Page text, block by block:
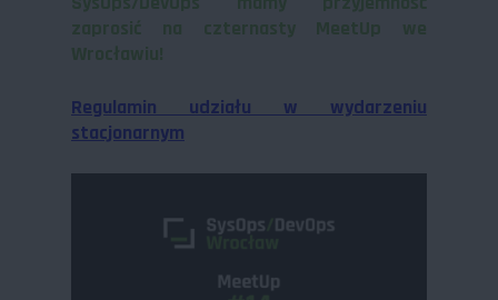
Regulamin udziału w wydarzeniu
stacjonarnym